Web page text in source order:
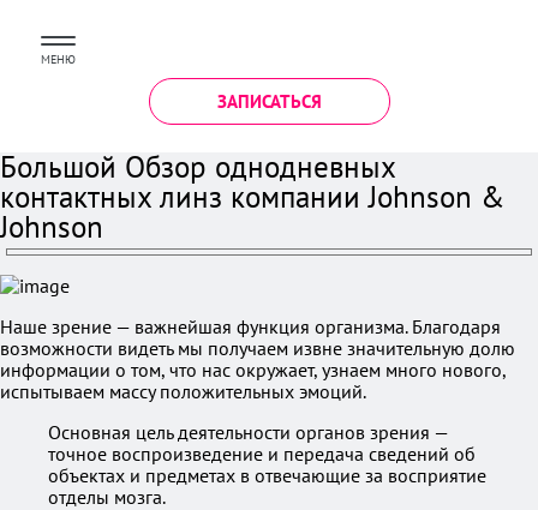
МЕНЮ
ЗАПИСАТЬСЯ
Большой Обзор однодневных
контактных линз компании Johnson &
Johnson
Наше зрение — важнейшая функция организма. Благодаря
возможности видеть мы получаем извне значительную долю
информации о том, что нас окружает, узнаем много нового,
испытываем массу положительных эмоций.
Основная цель деятельности органов зрения —
точное воспроизведение и передача сведений об
объектах и предметах в отвечающие за восприятие
отделы мозга.